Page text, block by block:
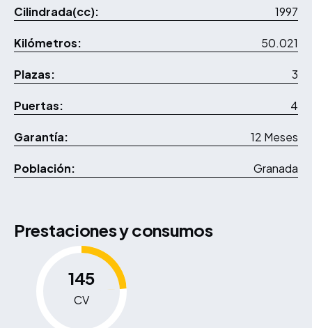
Cilindrada(cc): 1997
Kilómetros: 50.021
Plazas: 3
Puertas: 4
Garantía: 12 Meses
Población: Granada
Prestaciones y consumos
145
CV